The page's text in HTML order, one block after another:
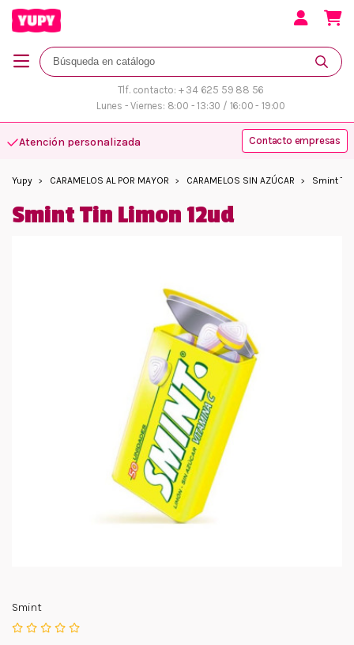
Tlf. contacto: + 34 625 59 88 56
Lunes - Viernes: 8:00 - 13:30 / 16:00 - 19:00
Atención personalizada Contacto empresas
Yupy CARAMELOS AL POR MAYOR CARAMELOS SIN AZÚCAR Smint
Smint Tin Limon 12ud
Smint